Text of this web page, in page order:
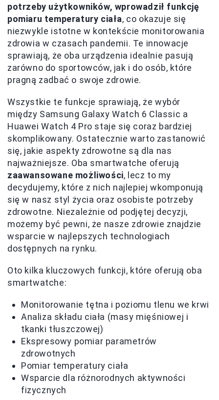
potrzeby użytkowników, wprowadził funkcję
pomiaru temperatury ciała, co okazuje się
niezwykle istotne w kontekście monitorowania
zdrowia w czasach pandemii. Te innowacje
sprawiają, że oba urządzenia idealnie pasują
zarówno do sportowców, jak i do osób, które
pragną zadbać o swoje zdrowie.
Wszystkie te funkcje sprawiają, że wybór
między Samsung Galaxy Watch 6 Classic a
Huawei Watch 4 Pro staje się coraz bardziej
skomplikowany. Ostatecznie warto zastanowić
się, jakie aspekty zdrowotne są dla nas
najważniejsze. Oba smartwatche oferują
zaawansowane możliwości, lecz to my
decydujemy, które z nich najlepiej wkomponują
się w nasz styl życia oraz osobiste potrzeby
zdrowotne. Niezależnie od podjętej decyzji,
możemy być pewni, że nasze zdrowie znajdzie
wsparcie w najlepszych technologiach
dostępnych na rynku.
Oto kilka kluczowych funkcji, które oferują oba
smartwatche:
Monitorowanie tętna i poziomu tlenu we krwi
Analiza składu ciała (masy mięśniowej i
tkanki tłuszczowej)
Ekspresowy pomiar parametrów
zdrowotnych
Pomiar temperatury ciała
Wsparcie dla różnorodnych aktywności
fizycznych